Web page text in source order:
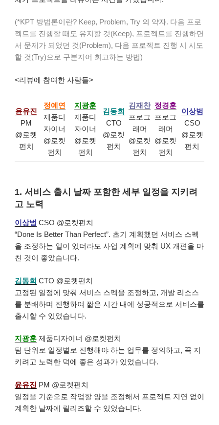
(*KPT 방법론이란? Keep, Problem, Try 의 약자. 다음 프로
젝트를 진행할 때도 유지할 것(Keep), 프로젝트를 진행하면
서 문제가 되었던 것(Problem), 다음 프로젝트 진행 시 시도
할 것(Try)으로 구분지어 회고하는 방법)
<리뷰에 참여한 사람들>
윤유진
PM
@로켓
펀치
정예연
제품디
자이너
@로켓
펀치
지광훈
제품디
자이너
@로켓
펀치
김동희
CTO
@로켓
펀치
김재찬
프로그
래머
@로켓
펀치
정경훈
프로그
래머
@로켓
펀치
이상범
CSO
@로켓
펀치
1. 서비스 출시 날짜 포함한 세부 일정을 지키려
고 노력
이상범 CSO @로켓펀치
“Done Is Better Than Perfect”. 초기 계획했던 서비스 스펙
을 조정하는 일이 있더라도 사업 계획에 맞춰 UX 개편을 마
친 것이 좋았습니다.
김동희 CTO @로켓펀치
고정된 일정에 맞춰 서비스 스펙을 조정하고, 개발 리소스
를 분배하며 진행하여 짧은 시간 내에 성공적으로 서비스를
출시할 수 있었습니다.
지광훈 제품디자이너 @로켓펀치
팀 단위로 일정별로 진행해야 하는 업무를 정의하고, 꼭 지
키려고 노력한 덕에 좋은 성과가 있었습니다.
윤유진 PM @로켓펀치
일정을 기준으로 작업할 양을 조정해서 프로젝트 지연 없이
계획한 날짜에 릴리즈할 수 있었습니다.